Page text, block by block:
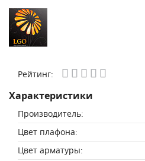
Рейтинг:
Характеристики
Производитель:
Цвет плафона:
Цвет арматуры: